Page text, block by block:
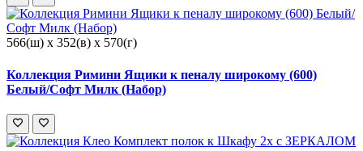
566(ш) x 352(в) x 570(г)
Коллекция Римини Ящики к пеналу широкому (600)
Белый/Софт Милк (Набор)